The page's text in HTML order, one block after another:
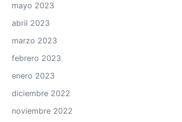
mayo 2023
abril 2023
marzo 2023
febrero 2023
enero 2023
diciembre 2022
noviembre 2022